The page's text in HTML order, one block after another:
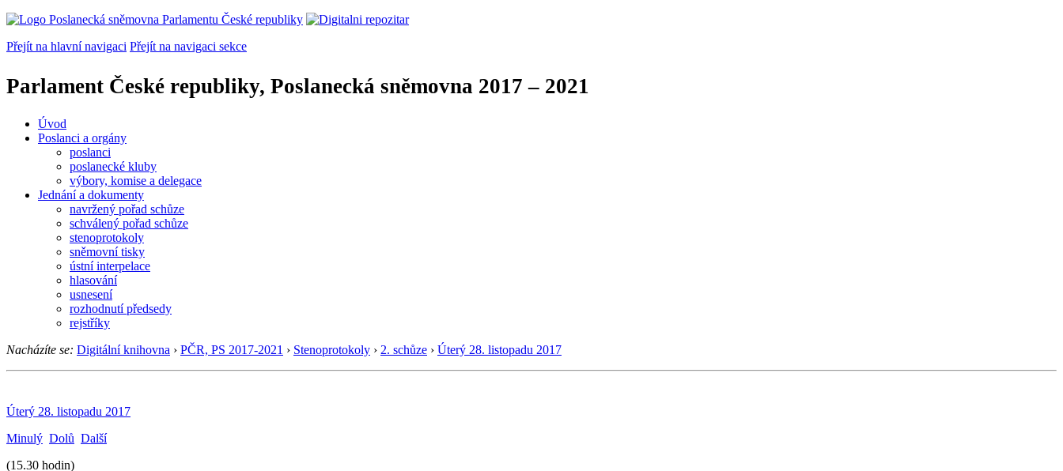
Přejít na hlavní navigaci Přejít na navigaci sekce
Parlament České republiky, Poslanecká sněmovna 2017 – 2021
Úvod
Poslanci a orgány
poslanci
poslanecké kluby
výbory, komise a delegace
Jednání a dokumenty
navržený pořad schůze
schválený pořad schůze
stenoprotokoly
sněmovní tisky
ústní interpelace
hlasování
usnesení
rozhodnutí předsedy
rejstříky
Nacházíte se: Digitální knihovna › PČR, PS 2017-2021 › Stenoprotokoly › 2. schůze › Úterý 28. listopadu 2017
Úterý 28. listopadu 2017
Minulý Dolů Další
(15.30 hodin)